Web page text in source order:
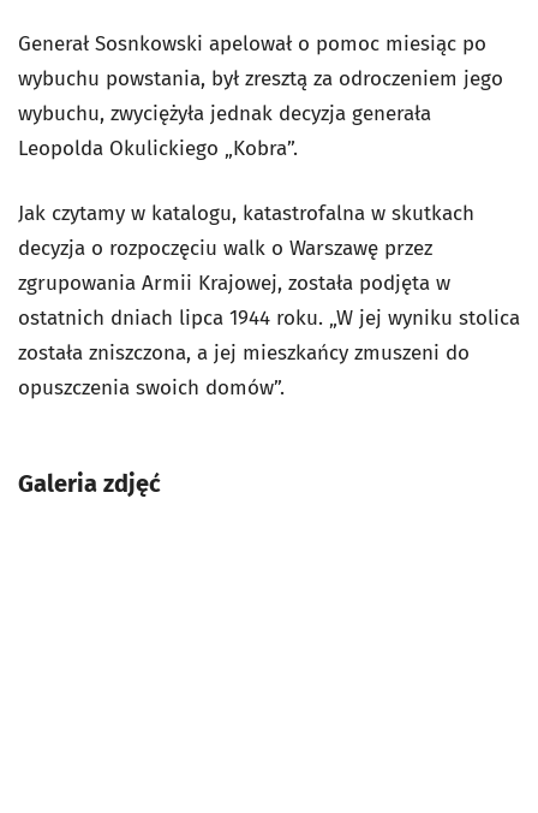
Generał Sosnkowski apelował o pomoc miesiąc po
wybuchu powstania, był zresztą za odroczeniem jego
wybuchu, zwyciężyła jednak decyzja generała
Leopolda Okulickiego „Kobra”.
Jak czytamy w katalogu, katastrofalna w skutkach
decyzja o rozpoczęciu walk o Warszawę przez
zgrupowania Armii Krajowej, została podjęta w
ostatnich dniach lipca 1944 roku. „W jej wyniku stolica
została zniszczona, a jej mieszkańcy zmuszeni do
opuszczenia swoich domów”.
Galeria zdjęć